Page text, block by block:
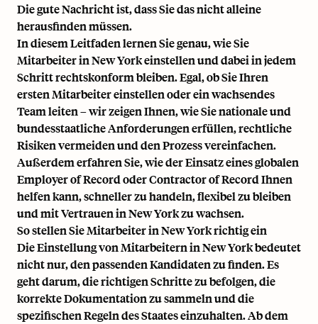
Die gute Nachricht ist, dass Sie das nicht alleine
herausfinden müssen.
In diesem Leitfaden lernen Sie genau, wie Sie
Mitarbeiter in New York einstellen und dabei in jedem
Schritt rechtskonform bleiben. Egal, ob Sie Ihren
ersten Mitarbeiter einstellen oder ein wachsendes
Team leiten – wir zeigen Ihnen, wie Sie nationale und
bundesstaatliche Anforderungen erfüllen, rechtliche
Risiken vermeiden und den Prozess vereinfachen.
Außerdem erfahren Sie, wie der Einsatz eines globalen
Employer of Record oder Contractor of Record Ihnen
helfen kann, schneller zu handeln, flexibel zu bleiben
und mit Vertrauen in New York zu wachsen.
So stellen Sie Mitarbeiter in New York richtig ein
Die Einstellung von Mitarbeitern in New York bedeutet
nicht nur, den passenden Kandidaten zu finden. Es
geht darum, die richtigen Schritte zu befolgen, die
korrekte Dokumentation zu sammeln und die
spezifischen Regeln des Staates einzuhalten. Ab dem